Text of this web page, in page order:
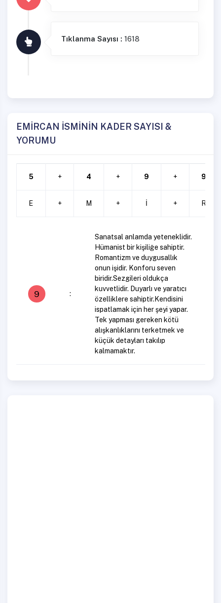
Tıklanma Sayısı : 1618
EMİRCAN İSMİNİN KADER SAYISI &
YORUMU
5 + 4 + 9 + 9
E + M + İ + R
9 :
Sanatsal anlamda yeteneklidir.
Hümanist bir kişiliğe sahiptir.
Romantizm ve duygusallık
onun işidir. Konforu seven
biridir.Sezgileri oldukça
kuvvetlidir. Duyarlı ve yaratıcı
özelliklere sahiptir.Kendisini
ispatlamak için her şeyi yapar.
Tek yapması gereken kötü
alışkanlıklarını terketmek ve
küçük detayları takılıp
kalmamaktır.